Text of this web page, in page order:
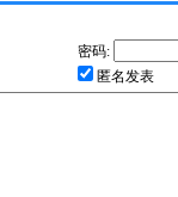
密码:
匿名发表